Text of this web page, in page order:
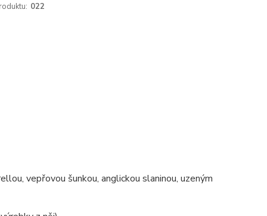
022
vepřovou šunkou, anglickou slaninou, uzeným